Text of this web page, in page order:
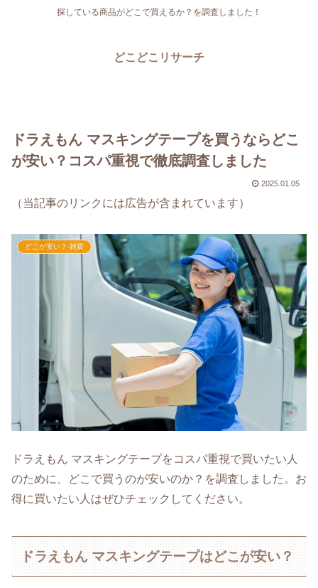
探している商品がどこで買えるか？を調査しました！
どこどこリサーチ
ドラえもん マスキングテープを買うならどこ
が安い？コスパ重視で徹底調査しました
2025.01.05
（当記事のリンクには広告が含まれています）
どこが安い？-雑貨
ドラえもん マスキングテープをコスパ重視で買いたい人
のために、どこで買うのが安いのか？を調査しました。お
得に買いたい人はぜひチェックしてください。
ドラえもん マスキングテープはどこが安い？